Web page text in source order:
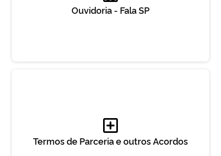
Ouvidoria - Fala SP
Termos de Parceria e outros Acordos